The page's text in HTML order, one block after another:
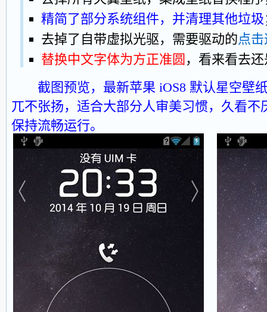
精简了部分系统组件，并清理其他垃圾
去掉了自带虚拟光驱，需要驱动的点
替换中文字体为方正准圆 ，看来看去
截图预览，最新苹果 iOS8 默认星空壁
兀不张扬，适合大部分人审美习惯，久看不
保持流畅运行。